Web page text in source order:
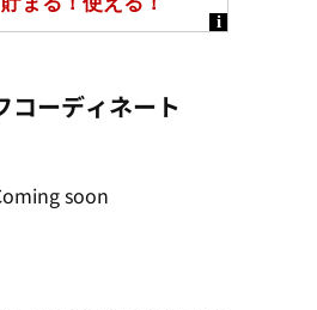
コーディネート
soon